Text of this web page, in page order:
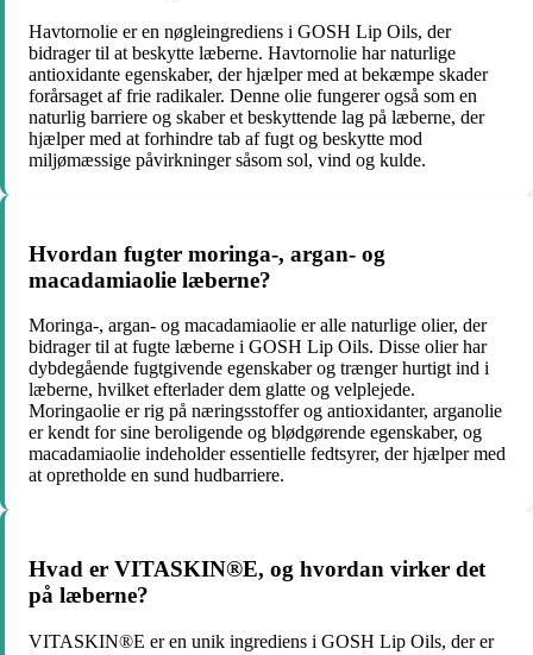
Havtornolie er en nøgleingrediens i GOSH Lip Oils, der
bidrager til at beskytte læberne. Havtornolie har naturlige
antioxidante egenskaber, der hjælper med at bekæmpe skader
forårsaget af frie radikaler. Denne olie fungerer også som en
naturlig barriere og skaber et beskyttende lag på læberne, der
hjælper med at forhindre tab af fugt og beskytte mod
miljømæssige påvirkninger såsom sol, vind og kulde.
Hvordan fugter moringa-, argan- og
macadamiaolie læberne?
Moringa-, argan- og macadamiaolie er alle naturlige olier, der
bidrager til at fugte læberne i GOSH Lip Oils. Disse olier har
dybdegående fugtgivende egenskaber og trænger hurtigt ind i
læberne, hvilket efterlader dem glatte og velplejede.
Moringaolie er rig på næringsstoffer og antioxidanter, arganolie
er kendt for sine beroligende og blødgørende egenskaber, og
macadamiaolie indeholder essentielle fedtsyrer, der hjælper med
at opretholde en sund hudbarriere.
Hvad er VITASKIN®E, og hvordan virker det
på læberne?
VITASKIN®E er en unik ingrediens i GOSH Lip Oils, der er